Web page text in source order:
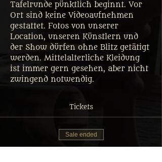
Tafelrunde pünktlich beginnt. Vor
Ort sind keine Videoaufnehmen
gestattet. Fotos von unserer
Location, unseren Künstlern und
der Show dürfen ohne Blitz getätigt
werden. Mittelalterliche Kleidung
ist immer gern gesehen, aber nicht
zwingend notwendig.
Tickets
Sale ended